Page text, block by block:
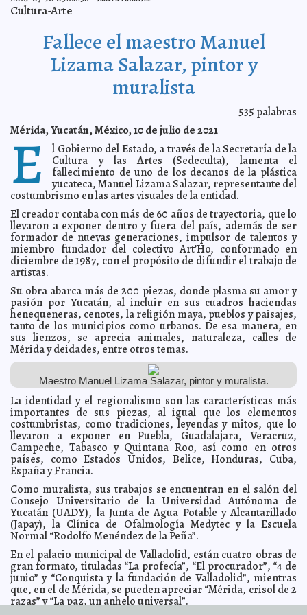
2021-08-15 12:29:44 Tras más de 20 cirugías, especialistas del IMSS evitan
amputar brazo de joven chiapaneca que sufrió múltiples fracturas
UADY e Infonavit suscriben convenio de colaboración
El lunes 16 y el martes 17 de agosto se aplicará en
Mérida segunda dosis de Pfizer contra COVID-19 para personas
rezagadasCarmen Alicia Briceño Sánchez
2021-08-12 17:38:39 El Ayuntamiento entrega la medalla Héctor Herrera
“Cholo” 2021 a Erick Ávila “Cuxum” Kamila López
2021-08-12 17:08:21 Un nuevo cargamento con 15,210 vacunas de Pfizer
contra el Coronavirus llega a Yucatán Claudia Sofía Gómez Infante
2021-08-12 08:22:22 Kio Networks, reconocida como una de las empresas
más innovadoras de México A7
2021-08-12 07:58:52 Habitantes del interior del estado continúan recibiendo
el respaldo del Gobernador Mauricio Vila Dosa Jorge Armando León Borges
2021-08-12 07:08:55 Llama Protección Civil a estar alertas ante posibles
eventos ciclónicos Kamila López
2021-08-09 17:40:01
nivel nacional Claudia Sofía Gómez Infante
2021-08-09 17:14:39 Trámites y servicios más cercanos y modernos, gracias
al trabajo conjunto con los meridanos, afirma el alcalde Renán Barrera
Kamila López
2021-08-09 17:02:02 IMSS y SNTSS inician revisión del Contrato Colectivo de
Trabajo A7
2021-08-08 11:10:06 Se desploma cornisa del edificio Ateneo Peninsular, en
el Centro Histórico de Mérida
Exigen que director del Icatey responda por taxista que
colisionó y mató A7
2021-08-06 08:11:08 Con “Mérida Nos Une” el Ayuntamiento trabaja junto
con la sociedad por el bienestar de todas y todos, asegura el alcalde
Renán Barrera Concha Laura Aldama
2021-08-04 10:21:01 Investigan a titular del Icatey por homicidio
imprudencial A7
Se intensifican los trabajos para rehabilitar el paso
deprimido Jorge Armando León Borges
2021-08-01 15:36:10 Con cursos prenatales y foros virtuales, el
Ayuntamiento participará en la Semana Mundial de la Lactancia
Materna 2021 Laura Aldama
2021-07-30 07:46:36 Cambio de vida para comenzar ahora mismo
Fortuny Loret de Mola
2021-07-30 07:36:36 La variante Delta del COVID-19 es tan contagiosa como
la varicela: CDC A7
2021-07-29 12:40:28 Kate del Castillo, enamorada de Yucatán, invita a todos
a visitar el destino Claudia Sofía Gómez Infante
Cultura-Arte
Fallece el maestro Manuel
Lizama Salazar, pintor y
muralista
535 palabras
Mérida, Yucatán, México, 10 de julio de 2021
E l Gobierno del Estado, a través de la Secretaría de la
Cultura y las Artes (Sedeculta), lamenta el
fallecimiento de uno de los decanos de la plástica
yucateca, Manuel Lizama Salazar, representante del
costumbrismo en las artes visuales de la entidad.
El creador contaba con más de 60 años de trayectoria, que lo
llevaron a exponer dentro y fuera del país, además de ser
formador de nuevas generaciones, impulsor de talentos y
miembro fundador del colectivo Art’Ho, conformado en
diciembre de 1987, con el propósito de difundir el trabajo de
artistas.
Su obra abarca más de 200 piezas, donde plasma su amor y
pasión por Yucatán, al incluir en sus cuadros haciendas
henequeneras, cenotes, la religión maya, pueblos y paisajes,
tanto de los municipios como urbanos. De esa manera, en
sus lienzos, se aprecia animales, naturaleza, calles de
Mérida y deidades, entre otros temas.
Maestro Manuel Lizama Salazar, pintor y muralista.
La identidad y el regionalismo son las características más
importantes de sus piezas, al igual que los elementos
costumbristas, como tradiciones, leyendas y mitos, que lo
llevaron a exponer en Puebla, Guadalajara, Veracruz,
Campeche, Tabasco y Quintana Roo, así como en otros
países, como Estados Unidos, Belice, Honduras, Cuba,
España y Francia.
Como muralista, sus trabajos se encuentran en el salón del
Consejo Universitario de la Universidad Autónoma de
Yucatán (UADY), la Junta de Agua Potable y Alcantarillado
(Japay), la Clínica de Ofalmología Medytec y la Escuela
Normal “Rodolfo Menéndez de la Peña”.
En el palacio municipal de Valladolid, están cuatro obras de
gran formato, tituladas “La profecía”, “El procurador”, “4 de
junio” y “Conquista y la fundación de Valladolid”, mientras
que, en el de Mérida, se pueden apreciar “Mérida, crisol de 2
razas” y “La paz, un anhelo universal”.